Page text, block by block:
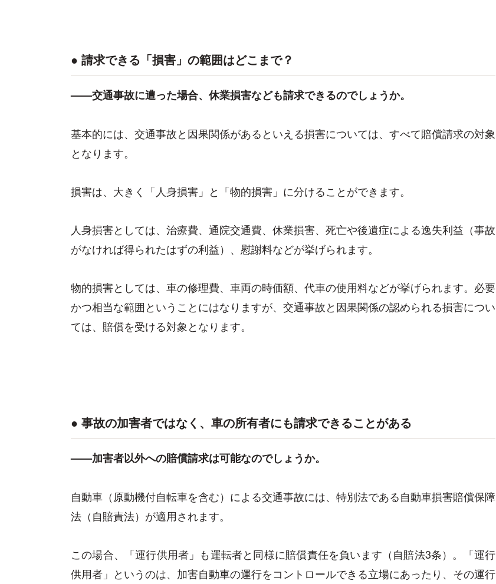
● 請求できる「損害」の範囲はどこまで？
——交通事故に遭った場合、休業損害なども請求できるのでしょうか。
基本的には、交通事故と因果関係があるといえる損害については、すべて賠償請求の対象
となります。
損害は、大きく「人身損害」と「物的損害」に分けることができます。
人身損害としては、治療費、通院交通費、休業損害、死亡や後遺症による逸失利益（事故
がなければ得られたはずの利益）、慰謝料などが挙げられます。
物的損害としては、車の修理費、車両の時価額、代車の使用料などが挙げられます。必要
かつ相当な範囲ということにはなりますが、交通事故と因果関係の認められる損害につい
ては、賠償を受ける対象となります。
● 事故の加害者ではなく、車の所有者にも請求できることがある
——加害者以外への賠償請求は可能なのでしょうか。
自動車（原動機付自転車を含む）による交通事故には、特別法である自動車損害賠償保障
法（自賠責法）が適用されます。
この場合、「運行供用者」も運転者と同様に賠償責任を負います（自賠法3条）。「運行
供用者」というのは、加害自動車の運行をコントロールできる立場にあったり、その運行